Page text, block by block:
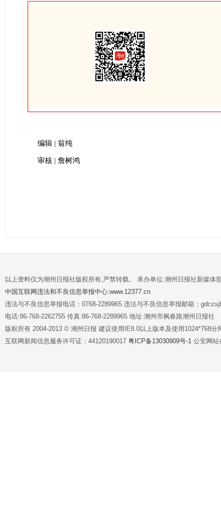
编辑 | 翁纯
审核 | 詹树鸿
以上资料仅为潮州日报社版权所有,严禁转载。 承办单位:潮州日报社新媒体
中国互联网违法和不良信息举报中心:www.12377.cn
违法与不良信息举报电话：0768-2289965 违法与不良信息举报邮箱：
电话:86-768-2262755 传真:86-768-2289965 地址:潮州市枫春路潮州日报社
版权所有 2004-2013 © 潮州日报 建议使用IE8.0以上版本及使用1024*768分
互联网新闻信息服务许可证：44120190017 粤ICP备13030909号-1 公安网站